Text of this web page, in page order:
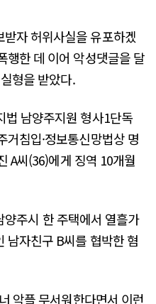
자 허위사실을 유포하겠
행한 데 이어 악성댓글을 달
형을 받았다.
법 남양주지원 형사1단독
거침입·정보통신망법상 명
A씨(36)에게 징역 10개월
주시 한 주택에서 열흘가
남자친구 B씨를 협박한 혐
악플 무서워한다면서 이런